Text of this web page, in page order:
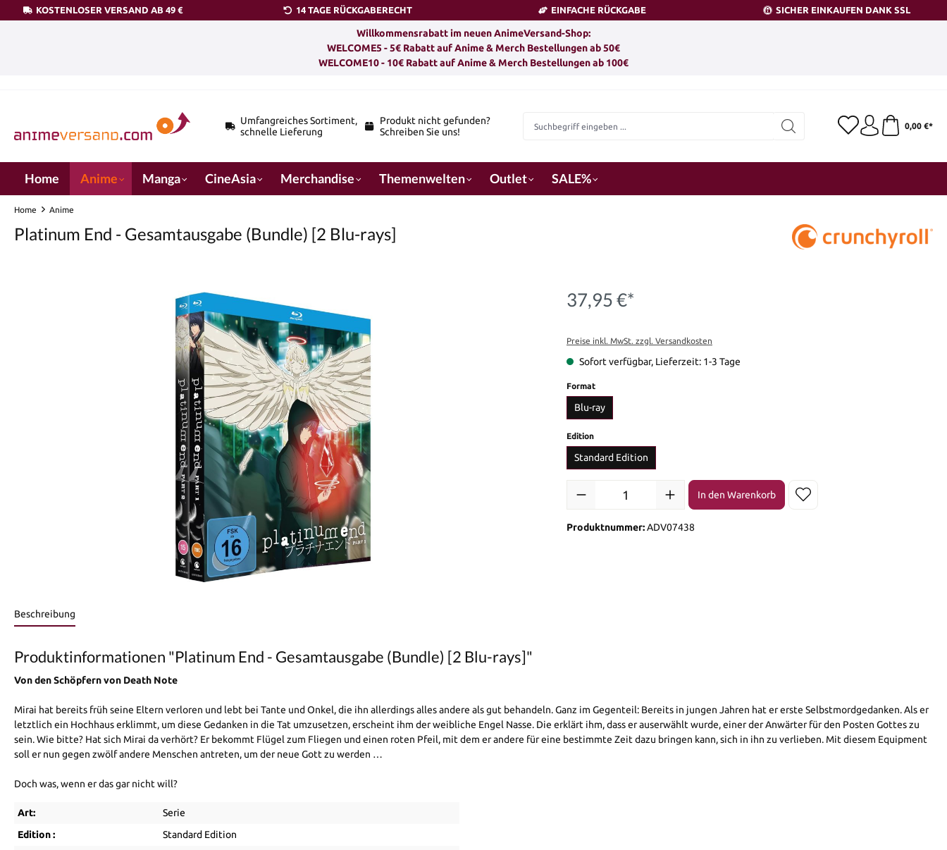
Zur Hauptnavigation springen
KOSTENLOSER VERSAND AB 49 € 14 TAGE RÜCKGABERECHT EINFACHE RÜCKGABE SICHER EINKAUFEN DANK SSL
Willkommensrabatt im neuen AnimeVersand-Shop:
WELCOME5 - 5€ Rabatt auf Anime & Merch Bestellungen ab 50€
WELCOME10 - 10€ Rabatt auf Anime & Merch Bestellungen ab 100€
Umfangreiches Sortiment,
schnelle Lieferung
Produkt nicht gefunden?
Schreiben Sie uns!
0,00 €*
Home Anime Manga CineAsia Merchandise Themenwelten Outlet SALE%
Home Anime
Platinum End - Gesamtausgabe (Bundle) [2 Blu-rays]
37,95 €*
Preise inkl. MwSt. zzgl. Versandkosten
Sofort verfügbar, Lieferzeit: 1-3 Tage
Formatauswählen
Blu-ray
Editionauswählen
Standard Edition
Produkt Anzahl: Gib den gewünschten Wert ein oder benutze die
In den Warenkorb
Produktnummer:ADV07438
Beschreibung
Produktinformationen "Platinum End - Gesamtausgabe (Bundle) [2 Blu-rays]"
Von den Schöpfern von Death Note
Mirai hat bereits früh seine Eltern verloren und lebt bei Tante und Onkel, die ihn allerdings alles andere als gut behandeln. Ganz im Gegenteil: Bereits in jungen Jahren hat er erste Selbstmordgedanken. Als er
letztlich ein Hochhaus erklimmt, um diese Gedanken in die Tat umzusetzen, erscheint ihm der weibliche Engel Nasse. Die erklärt ihm, dass er auserwählt wurde, einer der Anwärter für den Posten Gottes zu
sein. Wie bitte? Hat sich Mirai da verhört? Er bekommt Flügel zum Fliegen und einen roten Pfeil, mit dem er andere für eine bestimmte Zeit dazu bringen kann, sich in ihn zu verlieben. Mit diesem Equipment
soll er nun gegen zwölf andere Menschen antreten, um der neue Gott zu werden …
Doch was, wenn er das gar nicht will?
Art:
Serie
Edition :
Standard Edition